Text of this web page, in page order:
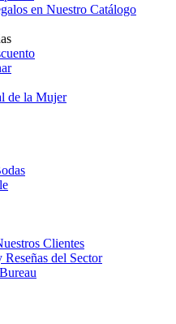
en Nuestro Catálogo
de la Mujer
Clientes
del Sector